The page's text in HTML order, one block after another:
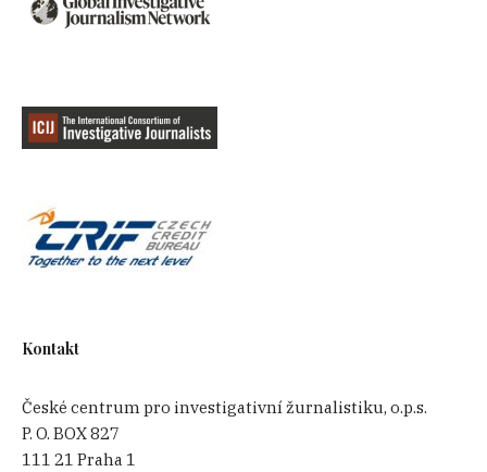
Kontakt
České centrum pro investigativní žurnalistiku, o.p.s.
P. O. BOX 827
111 21 Praha 1